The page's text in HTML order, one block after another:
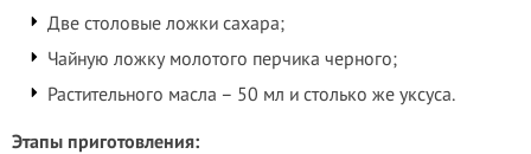
Две столовые ложки сахара;
Чайную ложку молотого перчика черного;
Растительного масла – 50 мл и столько же уксуса.
Этапы приготовления: